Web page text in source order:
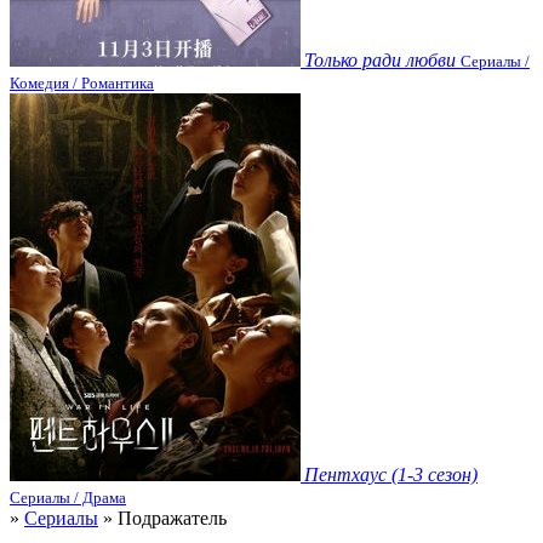
Только ради любви Сериалы /
Комедия / Романтика
Пентхаус (1-3 сезон)
Сериалы / Драма
» Сериалы » Подражатель